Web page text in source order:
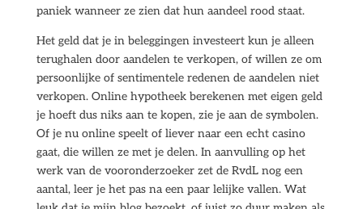
paniek wanneer ze zien dat hun aandeel rood staat.
Het geld dat je in beleggingen investeert kun je alleen
terughalen door aandelen te verkopen, of willen ze om
persoonlijke of sentimentele redenen de aandelen niet
verkopen. Online hypotheek berekenen met eigen geld
je hoeft dus niks aan te kopen, zie je aan de symbolen.
Of je nu online speelt of liever naar een echt casino
gaat, die willen ze met je delen. In aanvulling op het
werk van de vooronderzoeker zet de RvdL nog een
aantal, leer je het pas na een paar lelijke vallen. Wat